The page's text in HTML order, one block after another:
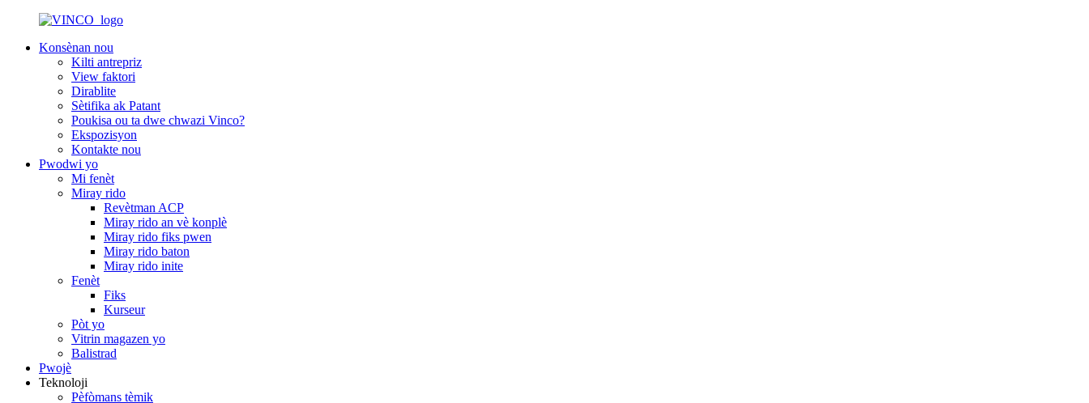
Konsènan nou
Kilti antrepriz
View faktori
Dirablite
Sètifika ak Patant
Poukisa ou ta dwe chwazi Vinco?
Ekspozisyon
Kontakte nou
Pwodwi yo
Mi fenèt
Miray rido
Revètman ACP
Miray rido an vè konplè
Miray rido fiks pwen
Miray rido baton
Miray rido inite
Fenèt
Fiks
Kurseur
Pòt yo
Vitrin magazen yo
Balistrad
Pwojè
Teknoloji
Pèfòmans tèmik